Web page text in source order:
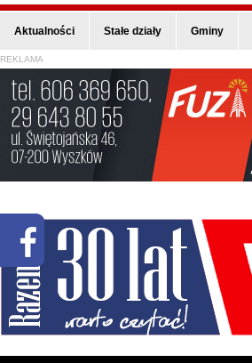
Aktualności Stałe działy Gminy
REKLAMA